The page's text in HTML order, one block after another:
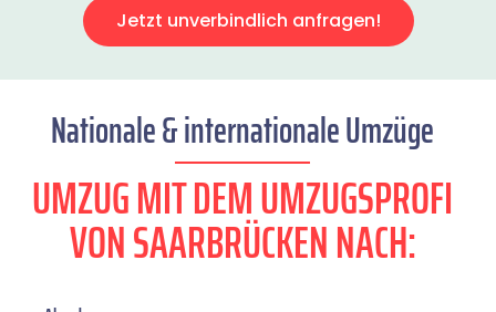
Jetzt unverbindlich anfragen!
Nationale & internationale Umzüge
UMZUG MIT DEM UMZUGSPROFI
VON SAARBRÜCKEN NACH: